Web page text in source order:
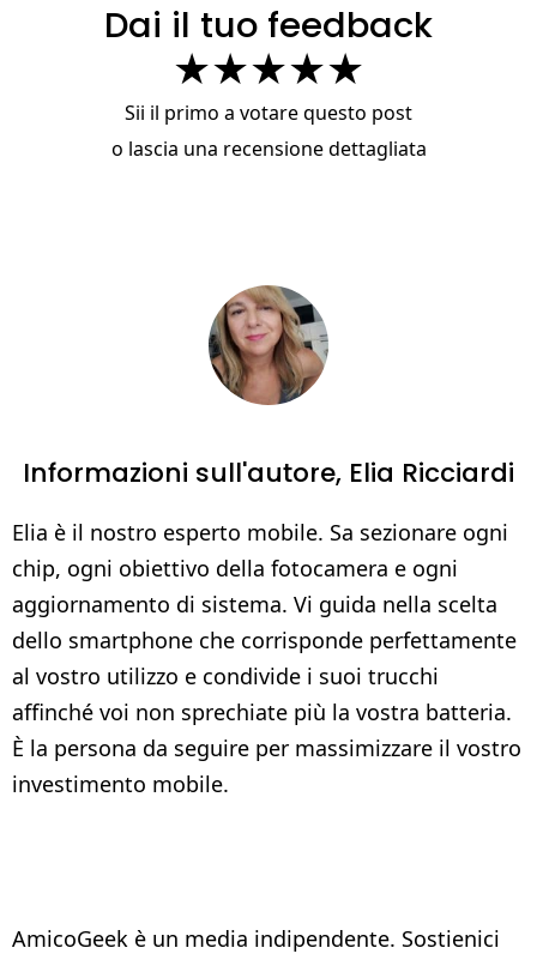
Dai il tuo feedback
★★★★★
Sii il primo a votare questo post
o lascia una recensione dettagliata
Informazioni sull'autore, Elia Ricciardi
Elia è il nostro esperto mobile. Sa sezionare ogni
chip, ogni obiettivo della fotocamera e ogni
aggiornamento di sistema. Vi guida nella scelta
dello smartphone che corrisponde perfettamente
al vostro utilizzo e condivide i suoi trucchi
affinché voi non sprechiate più la vostra batteria.
È la persona da seguire per massimizzare il vostro
investimento mobile.
AmicoGeek è un media indipendente. Sostienici